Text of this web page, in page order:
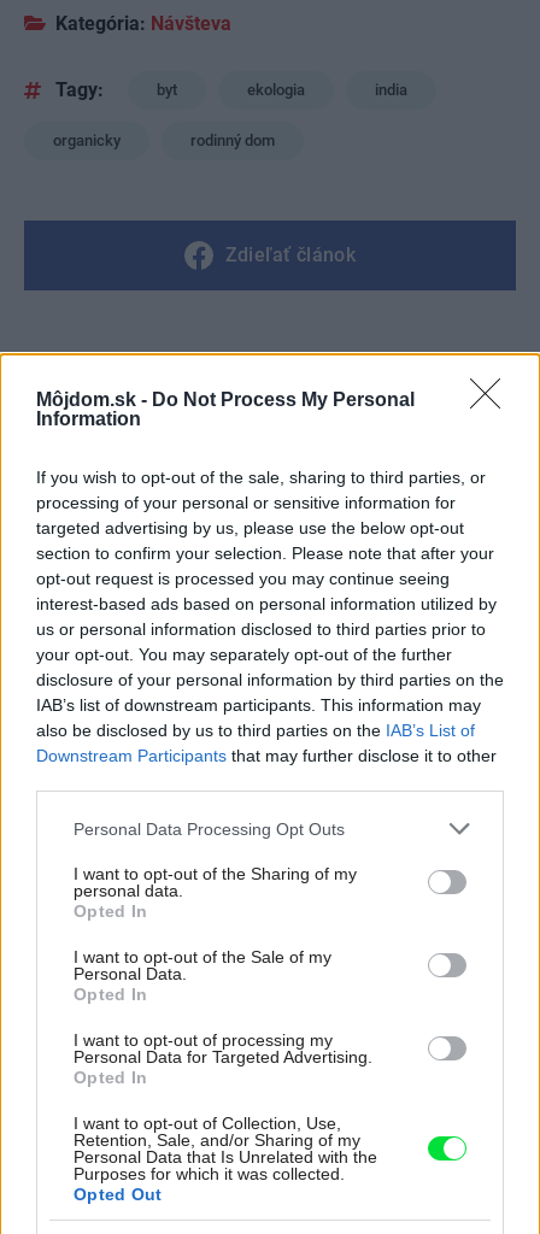
Môjdom.sk - Do Not Process My Personal
Information
If you wish to opt-out of the sale, sharing to third parties, or
processing of your personal or sensitive information for
targeted advertising by us, please use the below opt-out
section to confirm your selection. Please note that after your
opt-out request is processed you may continue seeing
interest-based ads based on personal information utilized by
us or personal information disclosed to third parties prior to
your opt-out. You may separately opt-out of the further
disclosure of your personal information by third parties on the
IAB’s list of downstream participants. This information may
also be disclosed by us to third parties on the IAB’s List of
Downstream Participants that may further disclose it to other
Please note that this website/app uses one or more Google
not limited to your visit or usage behaviour. You may click to
grant or deny consent to Google and its third-party tags to
use your data for below specified purposes in below Google
consent section.
Personal Data Processing Opt Outs
I want to opt-out of the Sharing of my
personal data.
Opted In
I want to opt-out of the Sale of my
Personal Data.
Opted In
I want to opt-out of processing my
Personal Data for Targeted Advertising.
Opted In
I want to opt-out of Collection, Use,
Retention, Sale, and/or Sharing of my
Personal Data that Is Unrelated with the
Purposes for which it was collected.
Opted Out
Kategória: Návšteva
Tagy: byt ekologia india
organicky rodinný dom
Zdieľať článok
Kedysi boli veľkým trendom, dnes sa im
radšej vyhnite. Týchto 7 vecí robí vašu
obývačku zastaralou